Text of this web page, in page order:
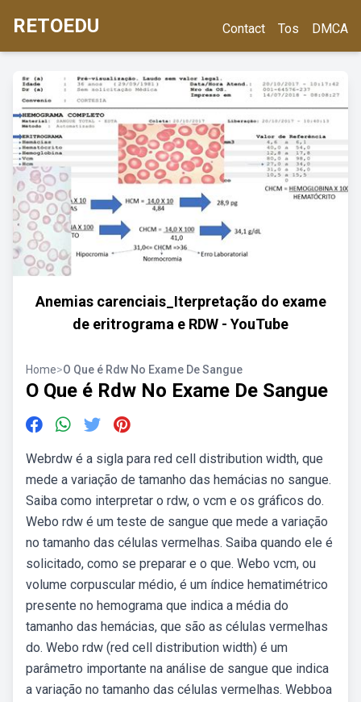
RETOEDU Contact Tos DMCA
Anemias carenciais_Iterpretação do exame
de eritrograma e RDW - YouTube
Home>O Que é Rdw No Exame De Sangue
O Que é Rdw No Exame De Sangue
Webrdw é a sigla para red cell distribution width, que
mede a variação de tamanho das hemácias no sangue.
Saiba como interpretar o rdw, o vcm e os gráficos do.
Webo rdw é um teste de sangue que mede a variação
no tamanho das células vermelhas. Saiba quando ele é
solicitado, como se preparar e o que. Webo vcm, ou
volume corpuscular médio, é um índice hematimétrico
presente no hemograma que indica a média do
tamanho das hemácias, que são as células vermelhas
do. Webo rdw (red cell distribution width) é um
parâmetro importante na análise de sangue que indica
a variação no tamanho das células vermelhas. Webboa